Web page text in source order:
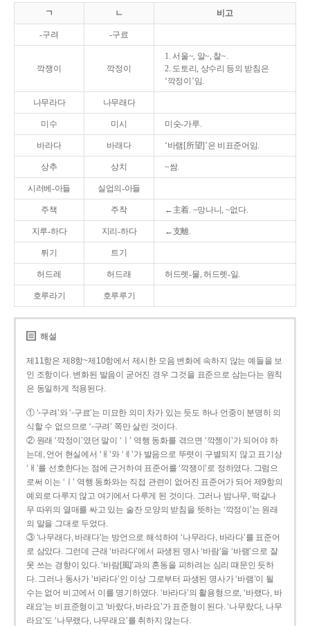
ㄱ ㄴ 비고
-구려 -구료
깍쟁이 깍정이
1. 서울~, 알~, 찰~.
2. 도토리, 상수리 등의 받침은
‘깍정이’임.
나무라다 나무래다
미수 미시 미숫-가루.
바라다 바래다 ‘바램[所望]’은 비표준어임.
상추 상치 ~쌈.
시러베-아들 실업의-아들
주책 주착 ←主着. ~망나니, ~없다.
지루-하다 지리-하다 ←支離.
튀기 트기
허드레 허드래 허드렛-물, 허드렛-일.
호루라기 호루루기
해설
제11항은 제8항~제10항에서 제시한 모음 변화에 속하지 않는 예들을 보
인 조항이다. 변화된 발음이 굳어진 경우 그것을 표준으로 삼는다는 원칙
은 동일하게 적용된다.
① ‘-구려’와 ‘-구료’는 미묘한 의미 차가 있는 듯도 하나 언중이 분명히 의
식할 수 없으므로 ‘-구려’ 쪽만 살린 것이다.
② 원래 ‘깍정이’였던 말이 ‘ㅣ’ 역행 동화를 겪으면 ‘깍젱이’가 되어야 하
는데, 언어 현실에서 ‘ㅐ’와 ‘ㅔ’가 발음으로 뚜렷이 구별되지 않고 표기상
‘ㅐ’를 선호한다는 점에 근거하여 표준어를 ‘깍쟁이’로 정하였다. 그럼으
로써 이는 ‘ㅣ’ 역행 동화와는 직접 관련이 없어진 표준어가 되어 제9항의
예외로 다루지 않고 여기에서 다루게 된 것이다. 그러나 밤나무, 떡갈나
무 따위의 열매를 싸고 있는 술잔 모양의 받침을 뜻하는 ‘깍정이’는 원래
의 말을 그대로 두었다.
③ ‘나무래다, 바래다’는 방언으로 해석하여 ‘나무라다, 바라다’를 표준어
로 삼았다. 그런데 근래 ‘바라다’에서 파생된 명사 ‘바람’을 ‘바램’으로 잘
못 쓰는 경향이 있다. ‘바람[風]’과의 혼동을 피하려는 심리 때문인 듯하
다. 그러나 동사가 ‘바라다’인 이상 그로부터 파생된 명사가 ‘바램’이 될
수는 없어 비고에서 이를 명기하였다. ‘바라다’의 활용형으로, ‘바랬다, 바
래요’는 비표준형이고 ‘바랐다, 바라요’가 표준형이 된다. ‘나무랐다, 나무
라요’도 ‘나무랬다, 나무래요’를 취하지 않는다.